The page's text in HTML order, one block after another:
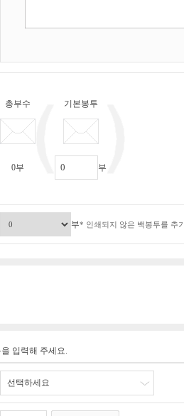
총부수
0부
기본봉투
부
부* 인쇄되지 않은 백봉투를 추
입력해 주세요.
선택하세요